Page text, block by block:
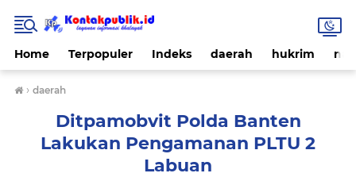
Home Terpopuler Indeks daerah hukrim
› daerah
Ditpamobvit Polda Banten
Lakukan Pengamanan PLTU 2
Labuan